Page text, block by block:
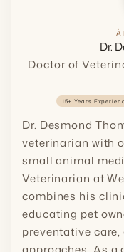
À
Dr.
Doctor of
15+ Years
Dr. Desmond
veterinarian with
small animal
Veterinarian at
combines his
educating pet
preventative